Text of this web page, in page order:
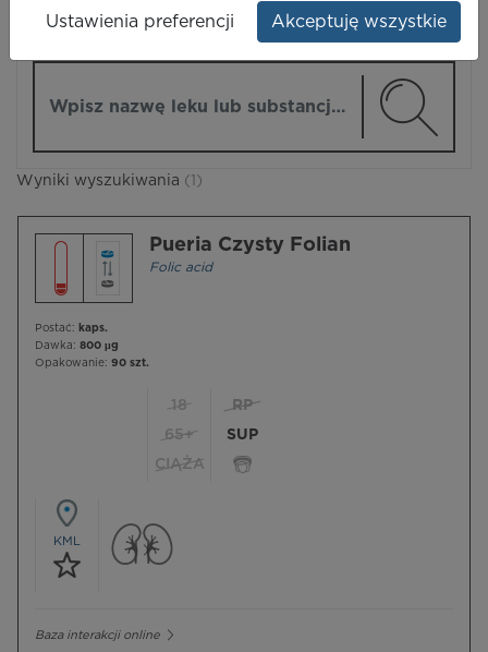
Wyniki wyszukiwania (1)
Pueria Czysty Folian
Folic acid
Postać: kaps.
Dawka: 800 µg
Opakowanie: 90 szt.
18
65+
CIĄŻA
RP
SUP
KML
Baza interakcji online
Ustawienia preferencji Akceptuję wszystkie